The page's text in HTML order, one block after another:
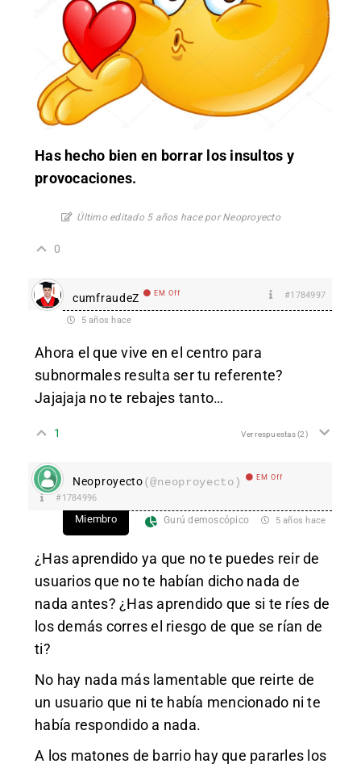
Has hecho bien en borrar los insultos y
provocaciones.
Último editado 5 años hace por Neoproyecto
0
cumfraudeZ EM Off #1784997
5 años hace
Ahora el que vive en el centro para
subnormales resulta ser tu referente?
Jajajaja no te rebajes tanto…
1 Ver respuestas(2)
Neoproyecto(@neoproyecto) EM Off
#1784996
Miembro Gurú demoscópico 5 años hace
¿Has aprendido ya que no te puedes reir de
usuarios que no te habían dicho nada de
nada antes? ¿Has aprendido que si te ríes de
los demás corres el riesgo de que se rían de
ti?
No hay nada más lamentable que reirte de
un usuario que ni te había mencionado ni te
había respondido a nada.
A los matones de barrio hay que pararles los